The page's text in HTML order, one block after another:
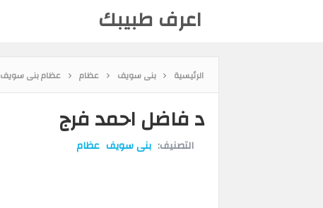
اعرف طبيبك
الرئيسية بنى سويف عظام عظام بنى سويف
د فاضل احمد فرج
التصنيف: بنى سويف عظام